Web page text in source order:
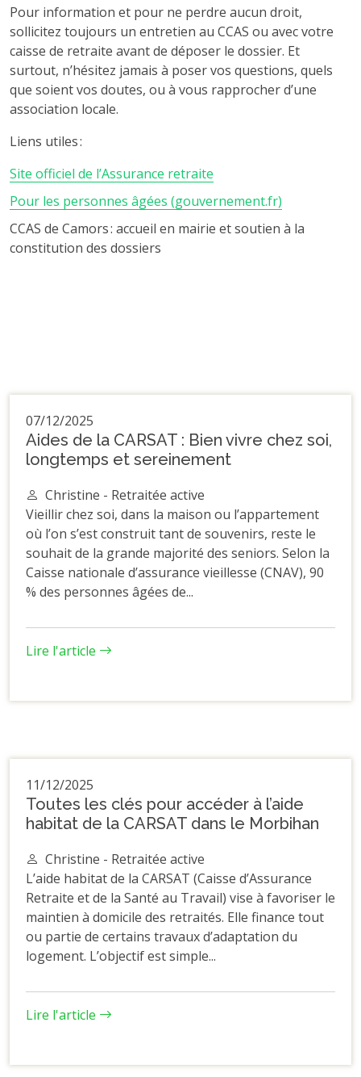
Pour information et pour ne perdre aucun droit,
sollicitez toujours un entretien au CCAS ou avec votre
caisse de retraite avant de déposer le dossier. Et
surtout, n’hésitez jamais à poser vos questions, quels
que soient vos doutes, ou à vous rapprocher d’une
association locale.
Liens utiles :
Site officiel de l’Assurance retraite
Pour les personnes âgées (gouvernement.fr)
CCAS de Camors : accueil en mairie et soutien à la
constitution des dossiers
07/12/2025
Aides de la CARSAT : Bien vivre chez soi,
longtemps et sereinement
Christine - Retraitée active
Vieillir chez soi, dans la maison ou l’appartement
où l’on s’est construit tant de souvenirs, reste le
souhait de la grande majorité des seniors. Selon la
Caisse nationale d’assurance vieillesse (CNAV), 90
% des personnes âgées de...
Lire l'article
11/12/2025
Toutes les clés pour accéder à l’aide
habitat de la CARSAT dans le Morbihan
Christine - Retraitée active
L’aide habitat de la CARSAT (Caisse d’Assurance
Retraite et de la Santé au Travail) vise à favoriser le
maintien à domicile des retraités. Elle finance tout
ou partie de certains travaux d’adaptation du
logement. L’objectif est simple...
Lire l'article